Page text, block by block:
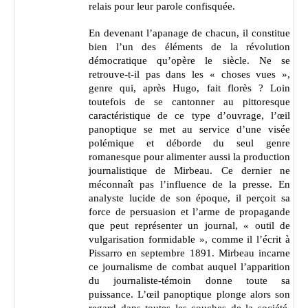
relais pour leur parole confisquée.
En devenant l’apanage de chacun, il constitue
bien l’un des éléments de la révolution
démocratique qu’opère le siècle. Ne se
retrouve-t-il pas dans les « choses vues »,
genre qui, après Hugo, fait florès ? Loin
toutefois de se cantonner au pittoresque
caractéristique de ce type d’ouvrage, l’œil
panoptique se met au service d’une visée
polémique et déborde du seul genre
romanesque pour alimenter aussi la production
journalistique de Mirbeau. Ce dernier ne
méconnaît pas l’influence de la presse. En
analyste lucide de son époque, il perçoit sa
force de persuasion et l’arme de propagande
que peut représenter un journal, « outil de
vulgarisation formidable », comme il l’écrit à
Pissarro en septembre 1891. Mirbeau incarne
ce journalisme de combat auquel l’apparition
du journaliste-témoin donne toute sa
puissance. L’œil panoptique plonge alors son